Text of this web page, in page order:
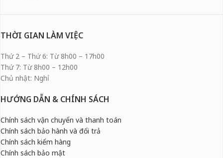
THỜI GIAN LÀM VIỆC
Thứ 2 – Thứ 6: Từ 8h00 – 17h00
Thứ 7: Từ 8h00 – 12h00
Chủ nhật: Nghỉ
HƯỚNG DẪN & CHÍNH SÁCH
Chính sách vận chuyển và thanh toán
Chính sách bảo hành và đổi trả
Chính sách kiểm hàng
Chính sách bảo mật